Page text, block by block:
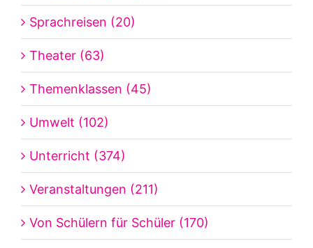
Sprachreisen (20)
Theater (63)
Themenklassen (45)
Umwelt (102)
Unterricht (374)
Veranstaltungen (211)
Von Schülern für Schüler (170)